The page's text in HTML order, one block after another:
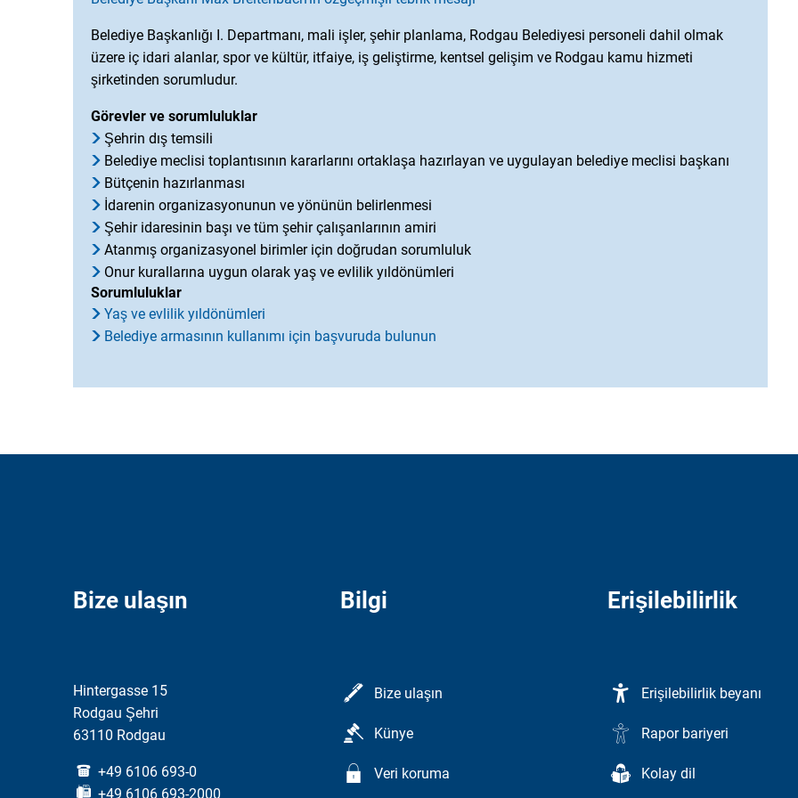
Belediye Başkanlığı I. Departmanı, mali işler, şehir planlama, Rodgau Belediyesi personeli dahil olmak
üzere iç idari alanlar, spor ve kültür, itfaiye, iş geliştirme, kentsel gelişim ve Rodgau kamu hizmeti
şirketinden sorumludur.
Görevler ve sorumluluklar
Şehrin dış temsili
Belediye meclisi toplantısının kararlarını ortaklaşa hazırlayan ve uygulayan belediye meclisi başkanı
Bütçenin hazırlanması
İdarenin organizasyonunun ve yönünün belirlenmesi
Şehir idaresinin başı ve tüm şehir çalışanlarının amiri
Atanmış organizasyonel birimler için doğrudan sorumluluk
Onur kurallarına uygun olarak yaş ve evlilik yıldönümleri
Sorumluluklar
Yaş ve evlilik yıldönümleri
Belediye armasının kullanımı için başvuruda bulunun
Bize ulaşın
Hintergasse 15
Rodgau Şehri
63110 Rodgau
+49 6106 693-0
+49 6106 693-2000
Bilgi
Bize ulaşın
Künye
Veri koruma
Erişilebilirlik
Erişilebilirlik beyanı
Rapor bariyeri
Kolay dil